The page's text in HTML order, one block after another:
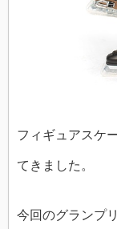
フィギュアスケ
てきました。
今回のグランプ